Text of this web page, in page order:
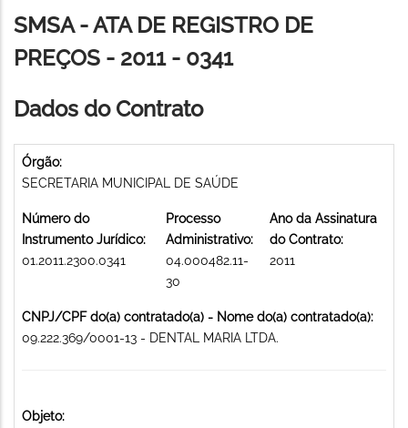
de
navegação
SMSA - ATA DE REGISTRO DE
PREÇOS - 2011 - 0341
Dados do Contrato
Órgão:
SECRETARIA MUNICIPAL DE SAÚDE
Número do
Instrumento Jurídico:
01.2011.2300.0341
Processo
Administrativo:
04.000482.11-
30
Ano da Assinatura
do Contrato:
2011
CNPJ/CPF do(a) contratado(a) - Nome do(a) contratado(a):
09.222.369/0001-13 - DENTAL MARIA LTDA.
Objeto: